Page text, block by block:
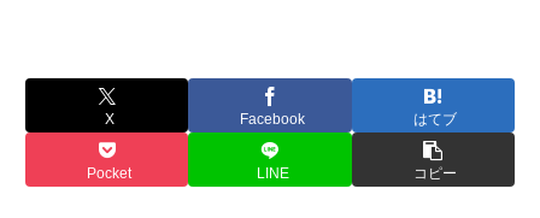
X Facebook はてブ
Pocket LINE コピー